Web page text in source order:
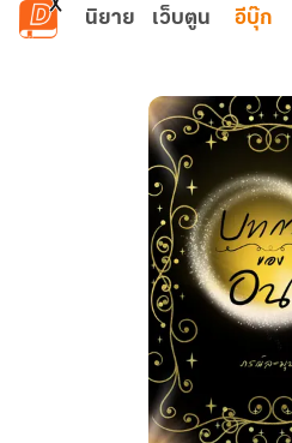
ข้ามไปยังเนื้อหาหลัก
นิยาย เว็บตูน อีบุ๊ก